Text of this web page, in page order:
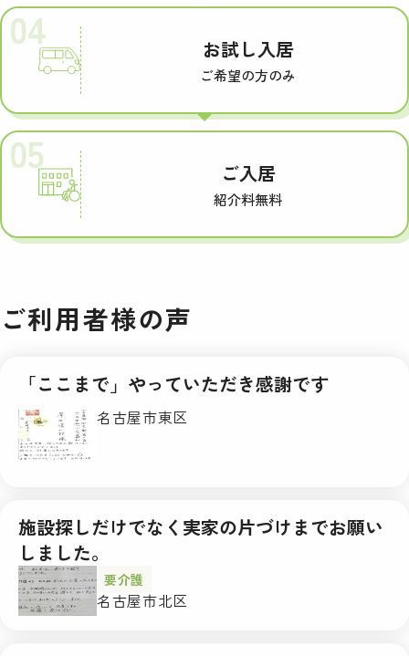
04 お試し入居
ご希望の方のみ
05 ご入居
紹介料無料
ご利用者様の声
「ここまで」やっていただき感謝です
名古屋市東区
施設探しだけでなく実家の片づけまでお願い
しました。
要介護
名古屋市北区